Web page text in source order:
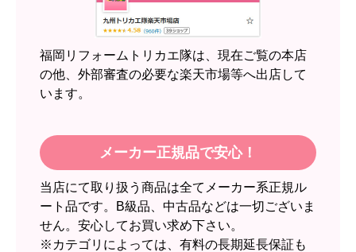
【注文からどのくらいで届きましたか？】
【その他感想・コメント】
2026年6月30日 23:50
欲しい商品をスムーズに注文できましたか？
はい
ショップからの連絡や対応は適切でしたか？
無回答
福岡リフォームトリカエ隊は、現在ご覧の本店
の他、外部審査の必要な楽天市場等へ出店して
います。
メーカー正規品で安心！
当店にて取り扱う商品は全てメーカー系正規ル
ート品です。B級品、中古品などは一切ございま
せん。安心してお買い求め下さい。
※カテゴリによっては、有料の長期延長保証も